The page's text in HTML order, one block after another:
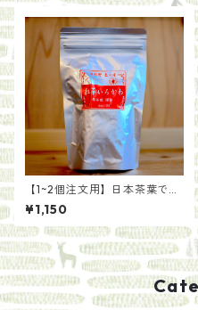
【1~2個注文用】日本茶葉で作
る いろかわ紅茶(100g)
¥1,150